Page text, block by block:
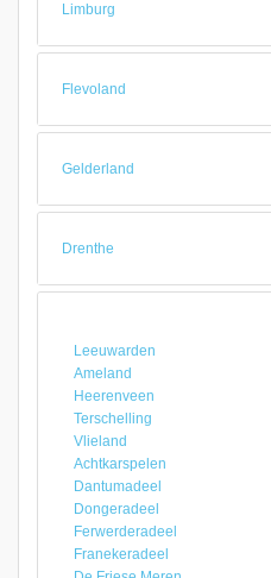
Limburg
Flevoland
Gelderland
Drenthe
Leeuwarden
Ameland
Heerenveen
Terschelling
Vlieland
Achtkarspelen
Dantumadeel
Dongeradeel
Ferwerderadeel
Franekeradeel